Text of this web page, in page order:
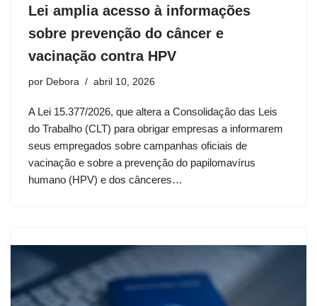
Lei amplia acesso à informações
sobre prevenção do câncer e
vacinação contra HPV
por Debora abril 10, 2026
A Lei 15.377/2026, que altera a Consolidação das Leis
do Trabalho (CLT) para obrigar empresas a informarem
seus empregados sobre campanhas oficiais de
vacinação e sobre a prevenção do papilomavírus
humano (HPV) e dos cânceres…